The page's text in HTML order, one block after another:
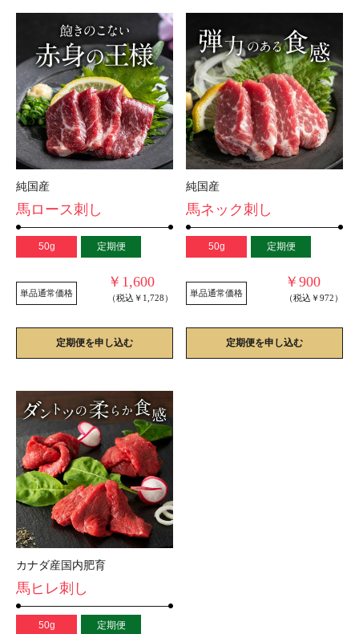
純国産
馬ロース刺し
50g 定期便
￥1,600
（税込￥1,728）
単品通常価格
定期便を申し込む
純国産
馬ネック刺し
50g 定期便
￥900
（税込￥972）
単品通常価格
定期便を申し込む
カナダ産国内肥育
馬ヒレ刺し
50g 定期便